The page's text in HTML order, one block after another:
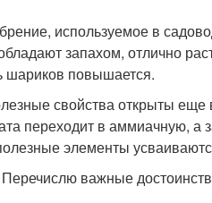
используемое в
запахом, отлично
шариков повышается.
свойства открыты еще
переходит в аммиачную, а
элементы
важные